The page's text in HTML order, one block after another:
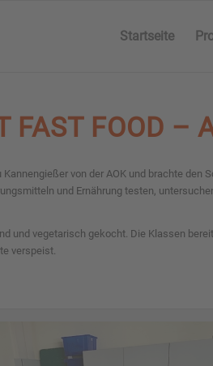
Startseite
FAST FOOD –
von der AOK und brachte den
und Ernährung testen,
und vegetarisch gekocht. Die Klassen
verspeist.